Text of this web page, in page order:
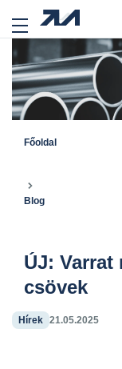
Főoldal
Blog
ÚJ:
csövek
Hírek 21.05.2025